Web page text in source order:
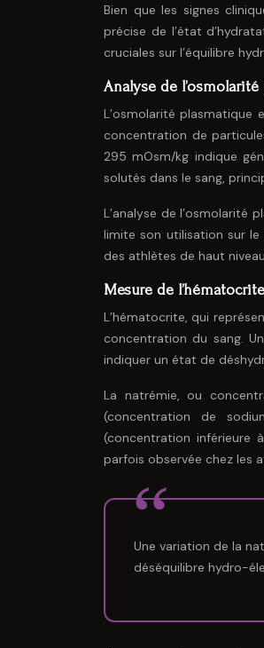
Bien que les signes
précise de l’état
cruciales sur l’équilibre
Analyse de
L’osmolarité plasmatique
concentration de
295 mOsm/kg indique
solutés dans le sang,
L’analyse de l’osmolarité
limite son utilisation sur
des athlètes de haut
Mesure de
L’hématocrite, qui
concentration du sang.
indiquer un état de
La natrémie, ou
(concentration de
(concentration inférieure
parfois observée chez les
Une variation de la
déséquilibre hydro-